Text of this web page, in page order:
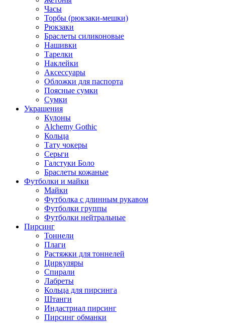
Часы
Торбы (рюкзаки-мешки)
Рюкзаки
Браслеты силиконовые
Нашивки
Тарелки
Наклейки
Аксессуары
Обложки для паспорта
Поясные сумки
Сумки
Украшения
Кулоны
Alchemy Gothic
Кольца
Тату чокеры
Серьги
Галстуки Боло
Браслеты кожаные
Футболки и майки
Майки
Футболка с длинным рукавом
Футболки группы
Футболки нейтральные
Пирсинг
Тоннели
Плаги
Растяжки для тоннелей
Циркуляры
Спирали
Лабреты
Кольца для пирсинга
Штанги
Индастриал пирсинг
Пирсинг обманки